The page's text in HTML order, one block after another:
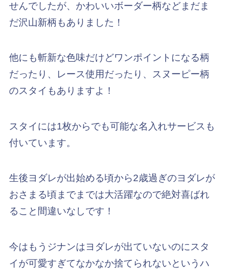
せんでしたが、かわいいボーダー柄などまだま
だ沢山新柄もありました！
他にも斬新な色味だけどワンポイントになる柄
だったり、レース使用だったり、スヌーピー柄
のスタイもありますよ！
スタイには1枚からでも可能な名入れサービスも
付いています。
生後ヨダレが出始める頃から2歳過ぎのヨダレが
おさまる頃までまでは大活躍なので絶対喜ばれ
ること間違いなしです！
今はもうジナンはヨダレが出ていないのにスタ
イが可愛すぎてなかなか捨てられないというハ